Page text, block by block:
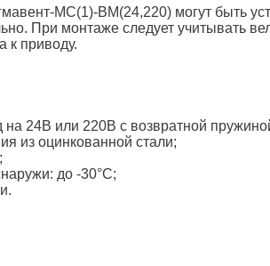
МС(1)-BM(24,220) могут быть
При монтаже следует учитывать
к приводу.
на 24В или 220В с возвратной
из оцинкованной стали;
до -30°C;